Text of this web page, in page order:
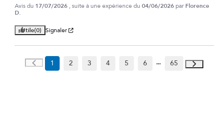
Avis du 17/07/2026 , suite à une expérience du 04/06/2026 par Florence
D.
Utile(0) Signaler
1 2 3 4 5 6 65